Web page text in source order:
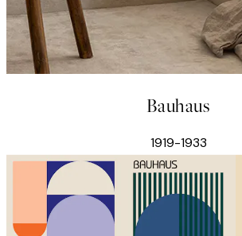
Bauhaus
1919-1933